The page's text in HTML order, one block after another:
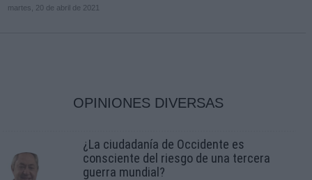
martes, 20 de abril de 2021
OPINIONES DIVERSAS
¿La ciudadanía de Occidente es
consciente del riesgo de una tercera
guerra mundial?